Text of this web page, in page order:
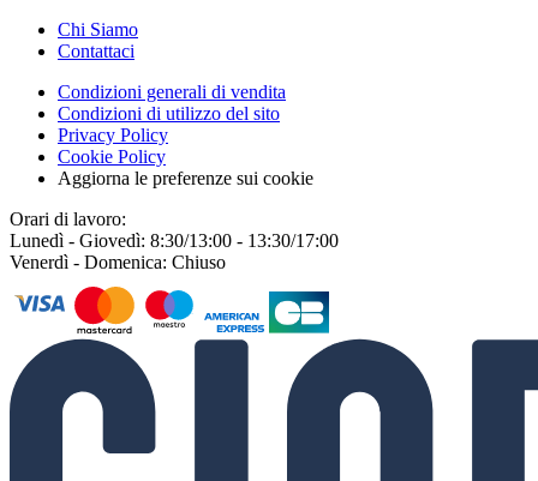
Chi Siamo
Contattaci
Condizioni generali di vendita
Condizioni di utilizzo del sito
Privacy Policy
Cookie Policy
Aggiorna le preferenze sui cookie
Orari di lavoro:
Lunedì - Giovedì: 8:30/13:00 - 13:30/17:00
Venerdì - Domenica: Chiuso